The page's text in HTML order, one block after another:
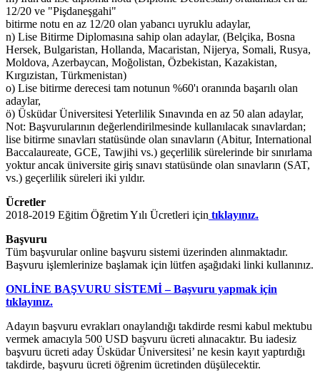
12/20 ve "Pişdaneşgahi"
bitirme notu en az 12/20 olan yabancı uyruklu adaylar,
n) Lise Bitirme Diplomasına sahip olan adaylar, (Belçika, Bosna
Hersek, Bulgaristan, Hollanda, Macaristan, Nijerya, Somali, Rusya,
Moldova, Azerbaycan, Moğolistan, Özbekistan, Kazakistan,
Kırgızistan, Türkmenistan)
o) Lise bitirme derecesi tam notunun %60'ı oranında başarılı olan
adaylar,
ö) Üsküdar Üniversitesi Yeterlilik Sınavında en az 50 alan adaylar,
Not: Başvurularının değerlendirilmesinde kullanılacak sınavlardan;
lise bitirme sınavları statüsünde olan sınavların (Abitur, International
Baccalaureate, GCE, Tawjihi vs.) geçerlilik sürelerinde bir sınırlama
yoktur ancak üniversite giriş sınavı statüsünde olan sınavların (SAT,
vs.) geçerlilik süreleri iki yıldır.
Ücretler
2018-2019 Eğitim Öğretim Yılı Ücretleri için tıklayınız.
Başvuru
Tüm başvurular online başvuru sistemi üzerinden alınmaktadır.
Başvuru işlemlerinize başlamak için lütfen aşağıdaki linki kullanınız.
ONLİNE BAŞVURU SİSTEMİ – Başvuru yapmak için
tıklayınız.
Adayın başvuru evrakları onaylandığı takdirde resmi kabul mektubu
vermek amacıyla 500 USD başvuru ücreti alınacaktır. Bu iadesiz
başvuru ücreti aday Üsküdar Üniversitesi’ ne kesin kayıt yaptırdığı
takdirde, başvuru ücreti öğrenim ücretinden düşülecektir.